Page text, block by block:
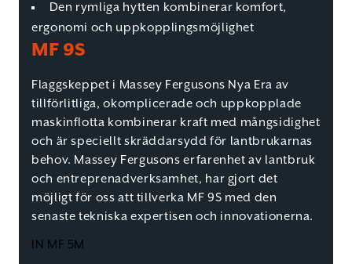
Den rymliga hytten kombinerar komfort,
ergonomi och uppkopplingsmöjlighet
MF 9S
Flaggskeppet i Massey Fergusons Nya Era av
tillförlitliga, okomplicerade och uppkopplade
maskinflotta kombinerar kraft med mångsidighet
och är speciellt skräddarsydd för lantbrukarnas
behov. Massey Fergusons erfarenhet av lantbruk
och entreprenadverksamhet, har gjort det
möjligt för oss att tillverka MF 9S med den
senaste tekniska expertisen och innovationerna.
IN MF 5M